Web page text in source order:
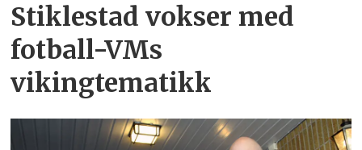
Stiklestad vokser med
fotball-VMs
vikingtematikk